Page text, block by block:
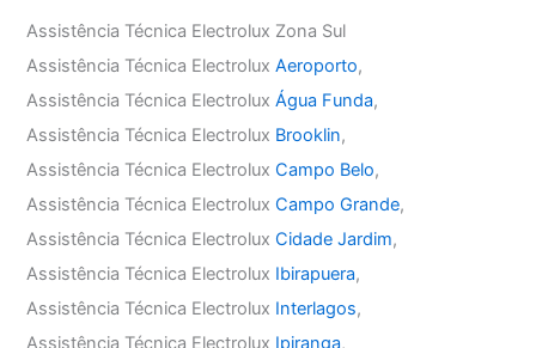
Assistência Técnica Electrolux Zona Sul
Assistência Técnica ElectroluxAeroporto,
Assistência Técnica ElectroluxÁgua Funda,
Assistência Técnica Electrolux Brooklin,
Assistência Técnica ElectroluxCampo Belo,
Assistência Técnica ElectroluxCampo Grande,
Assistência Técnica ElectroluxCidade Jardim,
Assistência Técnica Electrolux Ibirapuera,
Assistência Técnica Electrolux Interlagos,
Assistência Técnica Electrolux Ipiranga,